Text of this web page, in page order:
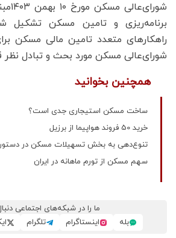
برنامه‌ریزی و تامین مسکن
راهکار‌های متعدد تامین مالی مسکن
شورای‌عالی مسکن مورد بحث و تبادل نظر
همچنین بخوانید
ساخت مسکن استیجاری جدی است؟
خرید 50 فروند هواپیما از برزیل
تنوع‌دهی به بخش تسهیلات مسکن در دستور
سهم مسکن از تورم ماهانه در ایران
ما را در شبکه‌های اجتماعی
بله
اینستاگرام تلگرام